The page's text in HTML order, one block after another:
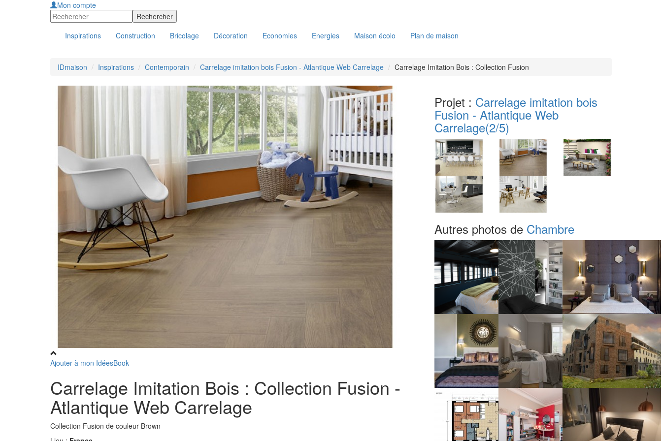
Mon compte
Inspirations Construction Bricolage Décoration Economies Energies Maison écolo Plan de maison
IDmaison Inspirations Contemporain Carrelage imitation bois Fusion - Atlantique Web Carrelage Carrelage Imitation Bois : Collection Fusion
Ajouter à mon IdéesBook
Carrelage Imitation Bois : Collection Fusion -
Atlantique Web Carrelage
Collection Fusion de couleur Brown
Projet : Carrelage imitation bois
Fusion - Atlantique Web
Carrelage(2/5)
Autres photos de Chambre